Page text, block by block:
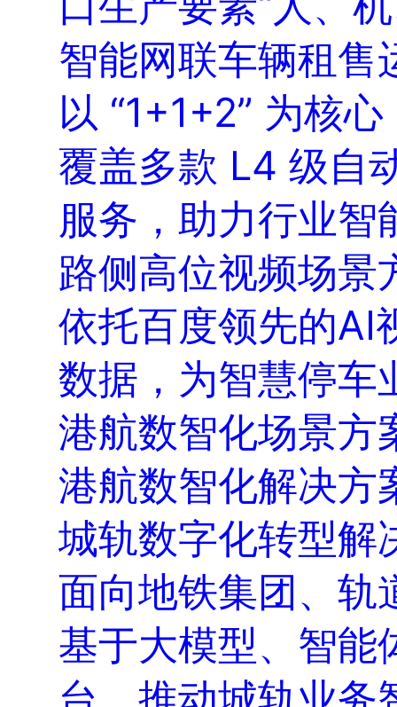
智能网联车辆租售
以 “1+1+2” 为核
覆盖多款 L4 级自
服务，助力行业智
路侧高位视频场景
依托百度领先的AI
数据，为智慧停车
港航数智化场景方
港航数智化解决方
城轨数字化转型解
面向地铁集团、轨
基于大模型、智能